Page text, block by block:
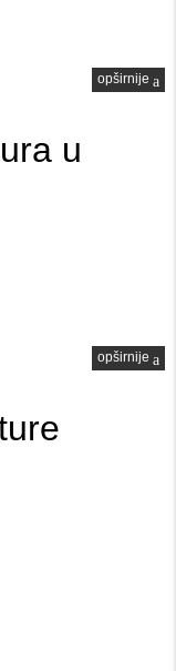
opširnije
u
opširnije